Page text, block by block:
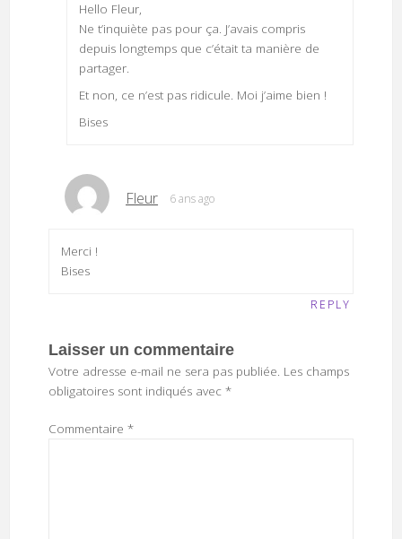
Hello Fleur,
Ne t’inquiète pas pour ça. J’avais compris
depuis longtemps que c’était ta manière de
partager.
Et non, ce n’est pas ridicule. Moi j’aime bien !
Bises
Fleur 6 ans ago
Merci !
Bises
REPLY
Laisser un commentaire
Votre adresse e-mail ne sera pas publiée. Les champs
obligatoires sont indiqués avec *
Commentaire *